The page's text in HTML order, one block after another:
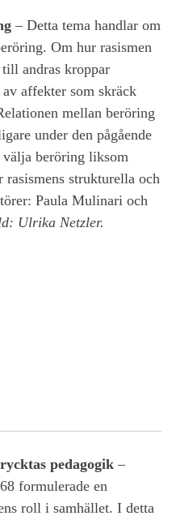
– Detta tema handlar om
Om hur rasismen
andras kroppar
affekter som skräck
mellan beröring
under den pågående
beröring liksom
strukturella och
Paula Mulinari och
Ulrika Netzler.
pedagogik –
formulerade en
roll i samhället. I detta